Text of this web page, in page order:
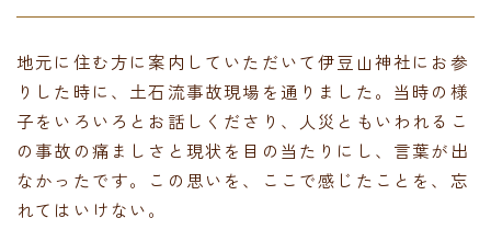
地元に住む方に案内していただいて伊豆山神社にお参
りした時に、土石流事故現場を通りました。当時の様
子をいろいろとお話しくださり、人災ともいわれるこ
の事故の痛ましさと現状を目の当たりにし、言葉が出
なかったです。この思いを、ここで感じたことを、忘
れてはいけない。